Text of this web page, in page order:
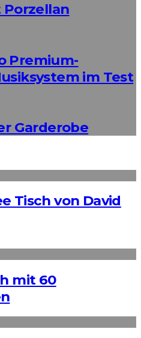
Premium-
im Test
Garderobe
Tisch von David
mit 60